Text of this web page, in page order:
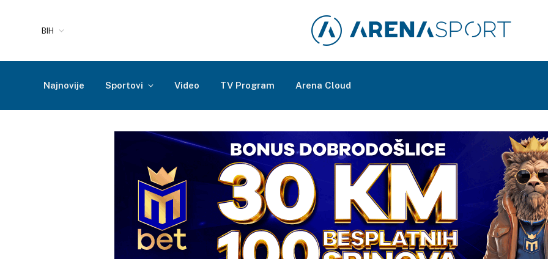
BIH
Najnovije Sportovi Video TV Program Arena Cloud